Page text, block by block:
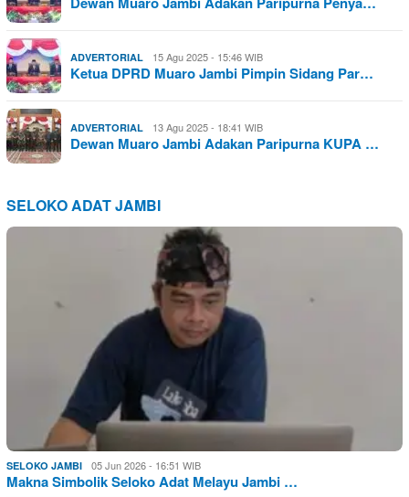
ADVERTORIAL 15 Agu 2025 - 15:46 WIB
Ketua DPRD Muaro Jambi Pimpin Sidang Par…
ADVERTORIAL 13 Agu 2025 - 18:41 WIB
Dewan Muaro Jambi Adakan Paripurna KUPA …
SELOKO ADAT JAMBI
SELOKO JAMBI 05 Jun 2026 - 16:51 WIB
Makna Simbolik Seloko Adat Melayu Jambi …